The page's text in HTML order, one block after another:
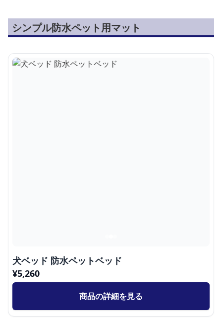
シンプル防水ペット用マット
犬ベッド 防水ペットベッド
¥5,260
商品の詳細を見る